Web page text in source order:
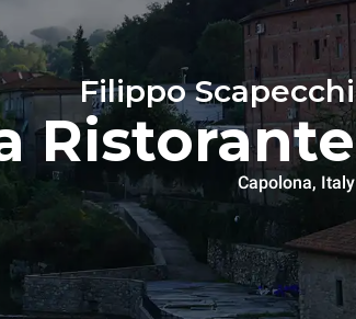
Filippo Scapecchi
Ristorante
Capolona, Italy